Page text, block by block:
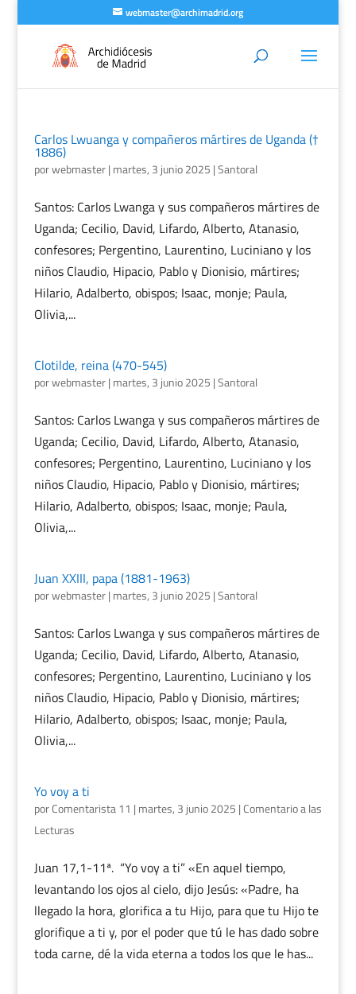
webmaster@archimadrid.org
Carlos Lwuanga y compañeros mártires de Uganda (†
1886)
porwebmaster| martes, 3 junio 2025 |Santoral
Santos: Carlos Lwanga y sus compañeros mártires de
Uganda; Cecilio, David, Lifardo, Alberto, Atanasio,
confesores; Pergentino, Laurentino, Luciniano y los
niños Claudio, Hipacio, Pablo y Dionisio, mártires;
Hilario, Adalberto, obispos; Isaac, monje; Paula,
Olivia,...
Clotilde, reina (470-545)
porwebmaster| martes, 3 junio 2025 |Santoral
Santos: Carlos Lwanga y sus compañeros mártires de
Uganda; Cecilio, David, Lifardo, Alberto, Atanasio,
confesores; Pergentino, Laurentino, Luciniano y los
niños Claudio, Hipacio, Pablo y Dionisio, mártires;
Hilario, Adalberto, obispos; Isaac, monje; Paula,
Olivia,...
Juan XXIII, papa (1881-1963)
porwebmaster| martes, 3 junio 2025 |Santoral
Santos: Carlos Lwanga y sus compañeros mártires de
Uganda; Cecilio, David, Lifardo, Alberto, Atanasio,
confesores; Pergentino, Laurentino, Luciniano y los
niños Claudio, Hipacio, Pablo y Dionisio, mártires;
Hilario, Adalberto, obispos; Isaac, monje; Paula,
Olivia,...
Yo voy a ti
porComentarista 11 | martes, 3 junio 2025 |Comentario a las
Lecturas
Juan 17,1-11ª. “Yo voy a ti” «En aquel tiempo,
levantando los ojos al cielo, dijo Jesús: «Padre, ha
llegado la hora, glorifica a tu Hijo, para que tu Hijo te
glorifique a ti y, por el poder que tú le has dado sobre
toda carne, dé la vida eterna a todos los que le has...